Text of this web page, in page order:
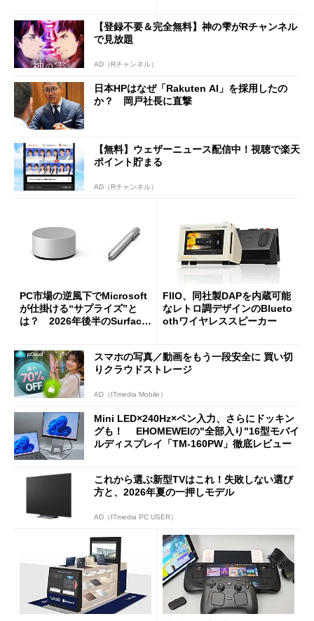
【登録不要＆完全無料】神の雫がRチャンネル
で見放題
AD（Rチャンネル）
日本HPはなぜ「Rakuten AI」を採用したの
か？ 岡戸社長に直撃
【無料】ウェザーニュース配信中！視聴で楽天
ポイント貯まる
AD（Rチャンネル）
PC市場の逆風下でMicrosoft
が仕掛ける“サプライズ”と
は？ 2026年後半のSurface
FIIO、同社製DAPを内蔵可能
なレトロ調デザインのBlueto
othワイヤレススピーカー
スマホの写真／動画をもう一段安全に 買い切
りクラウドストレージ
AD（ITmedia Mobile）
Mini LED×240Hz×ペン入力、さらにドッキン
グも！ EHOMEWEIの"全部入り"16型モバイ
ルディスプレイ「TM-160PW」徹底レビュー
これから選ぶ新型TVはこれ！失敗しない選び
方と、2026年夏の一押しモデル
AD（ITmedia PC USER）